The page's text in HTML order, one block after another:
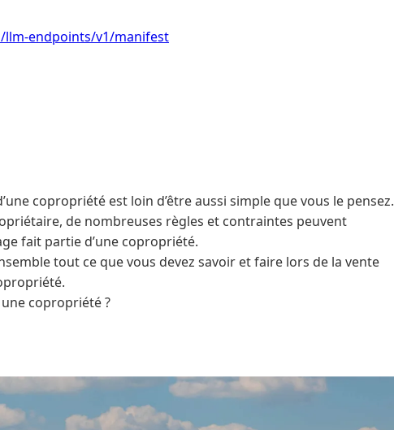
endpoints/v1/manifest
copropriété est loin d’être aussi simple que vous le pensez.
de nombreuses règles et contraintes peuvent
fait partie d’une copropriété.
tout ce que vous devez savoir et faire lors de la vente
copropriété ?